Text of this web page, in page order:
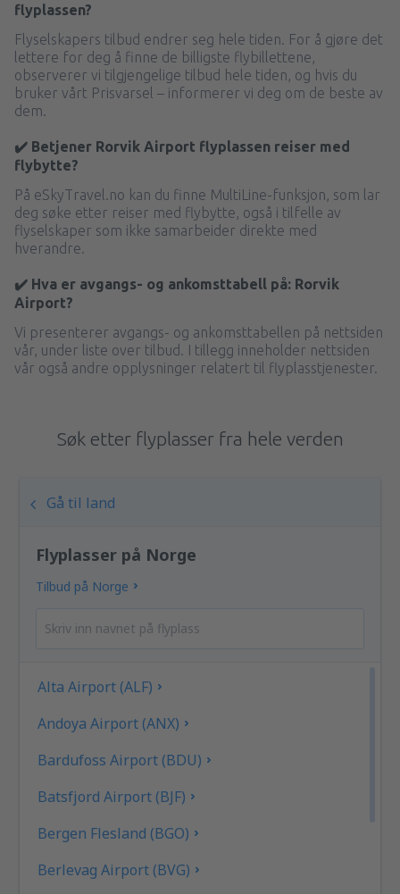
flyplassen?
Flyselskapers tilbud endrer seg hele tiden. For å gjøre det
lettere for deg å finne de billigste flybillettene,
observerer vi tilgjengelige tilbud hele tiden, og hvis du
bruker vårt Prisvarsel – informerer vi deg om de beste av
dem.
✔️ Betjener Rorvik Airport flyplassen reiser med
flybytte?
På eSkyTravel.no kan du finne MultiLine-funksjon, som lar
deg søke etter reiser med flybytte, også i tilfelle av
flyselskaper som ikke samarbeider direkte med
hverandre.
✔️ Hva er avgangs- og ankomsttabell på: Rorvik
Airport?
Vi presenterer avgangs- og ankomsttabellen på nettsiden
vår, under liste over tilbud. I tillegg inneholder nettsiden
vår også andre opplysninger relatert til flyplasstjenester.
Søk etter flyplasser fra hele verden
Gå til land
Flyplasser på Norge
Tilbud på Norge
Alta Airport (ALF)
Andoya Airport (ANX)
Bardufoss Airport (BDU)
Batsfjord Airport (BJF)
Bergen Flesland (BGO)
Berlevag Airport (BVG)